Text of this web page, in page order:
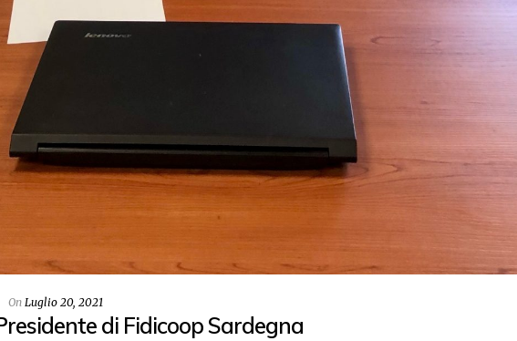
On Luglio 20, 2021
di Fidicoop Sardegna